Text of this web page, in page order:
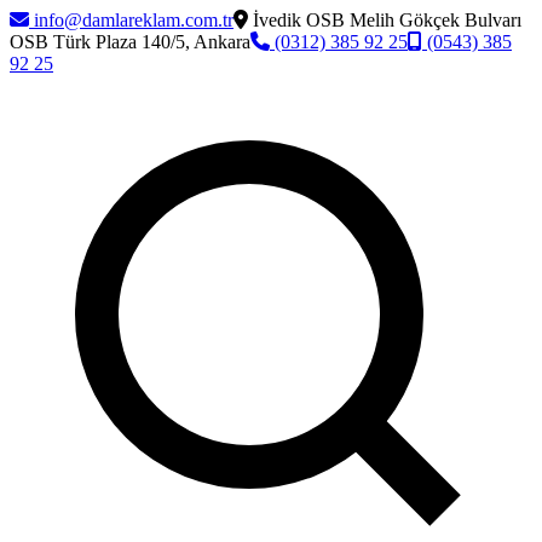
info@damlareklam.com.tr
İvedik OSB Melih Gökçek Bulvarı
OSB Türk Plaza 140/5, Ankara
(0312) 385 92 25
(0543) 385
92 25